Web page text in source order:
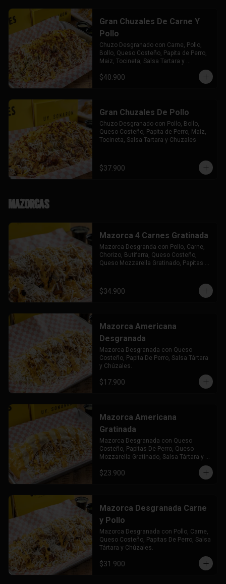
Gran Chuzales De Carne Y
Pollo
Chuzo Desgranado con Carne, Pollo,
Bollo, Queso Costeño, Papita de Perro,
Maiz, Tocineta, Salsa Tartara y
$40.900
Gran Chuzales De Pollo
Chuzo Desgranado con Pollo, Bollo,
Queso Costeño, Papita de Perro, Maiz,
Tocineta, Salsa Tartara y Chuzales
$37.900
Mazorcas
Mazorca 4 Carnes Gratinada
Mazorca Desgranda con Pollo, Carne,
Chorizo, Butifarra, Queso Costeño,
Queso Mozzarella Gratinado, Papitas
$34.900
Mazorca Americana
Desgranada
Mazorca Desgranada con Queso
Costeño, Papita De Perro, Salsa Tártara
y Chúzales.
$17.900
Mazorca Americana
Gratinada
Mazorca Desgranada con Queso
Costeño, Papitas De Perro, Queso
Mozzarella Gratinado, Salsa Tártara y
$23.900
Mazorca Desgranada Carne
y Pollo
Mazorca Desgranada con Pollo, Carne,
Queso Costeño, Papitas De Perro, Salsa
Tártara y Chúzales.
$31.900